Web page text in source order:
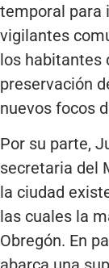
temporal para
vigilantes
los habitantes
preservación
nuevos focos
Por su parte,
secretaria del
la ciudad
las cuales la
Obregón. En